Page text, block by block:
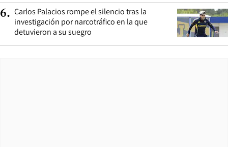
6. Carlos Palacios rompe el silencio tras la
investigación por narcotráfico en la que
detuvieron a su suegro